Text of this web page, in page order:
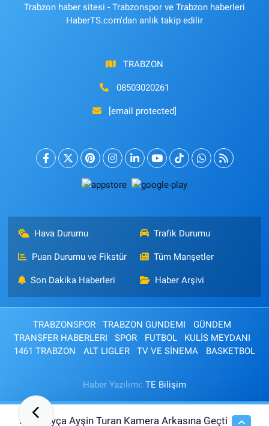
Trabzon haber sitesi - Trabzonspor ve Trabzon haberleri
HaberTS.com'dan anlık takip edilir
TRABZON
08503020261
[email protected]
Hava Durumu Trafik Durumu
Puan Durumu ve Fikstür Tüm Manşetler
Son Dakika Haberleri Haber Arşivi
TRABZONSPOR TRABZON GUNDEMI
GÜNDEM
TRANSFER HABERLERI
SPOR FUTBOL
KULİS MEYDANI
1461 TRABZON
ALT LIGLER TV VE SİNEMA BASKETBOL
Haber Yazılımı: TE Bilişim
12:33 Ayça Ayşin Turan Kamera Arkasına Geçti